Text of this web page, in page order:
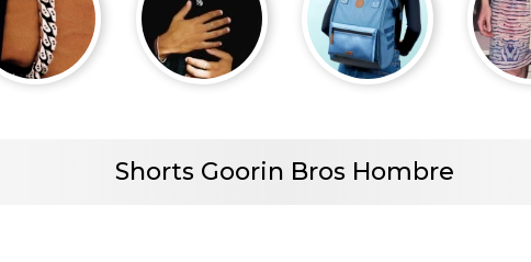
Shorts Goorin Bros Hombre